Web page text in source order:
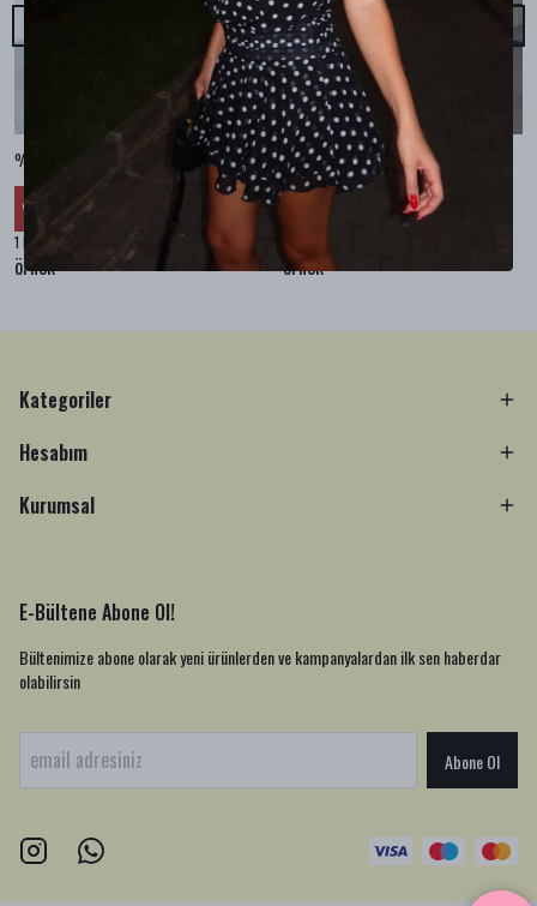
%100 KETEN CEPLİ ŞALVAR PANTOLON - Bej
% ₺ 1,609.99
1 Renk 4 Beden
örnek
%100 KETEN SALAŞ GÖMLEK - Bej
₺ 2,099.99
₺ 1,469.99
örnek
Kategoriler
Hesabım
Kurumsal
E-Bültene Abone Ol!
Bültenimize abone olarak yeni ürünlerden ve kampanyalardan ilk sen haberdar
olabilirsin
Abone Ol